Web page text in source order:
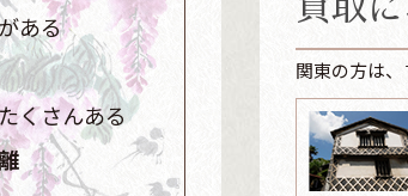
ある
くさんある
買取
関東の方は